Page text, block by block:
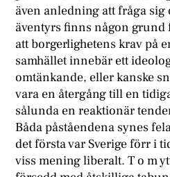
även anledning att fråga sig
äventyrs finns någon grund
att borgerlighetens krav på
samhället innebär ett
omtänkande, eller kanske
vara en återgång till en
sålunda en reaktionär
Båda påståendena synes
det första var Sverige förr i
viss mening liberalt. T o m